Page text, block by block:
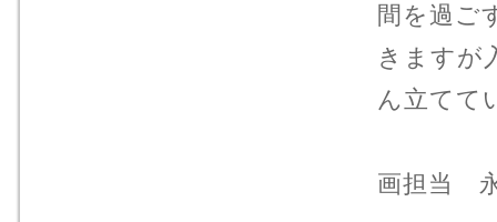
間を過ご
きますが
ん立てて
画担当